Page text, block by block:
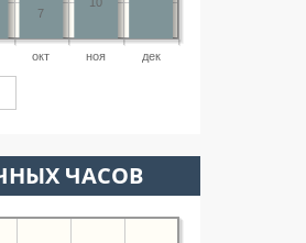
окт ноя дек
7
ЧАСОВ